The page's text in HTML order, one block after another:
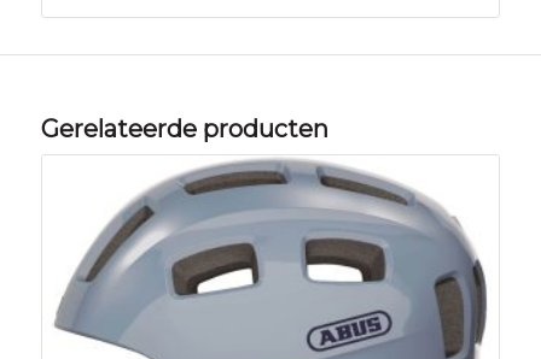
Gerelateerde producten